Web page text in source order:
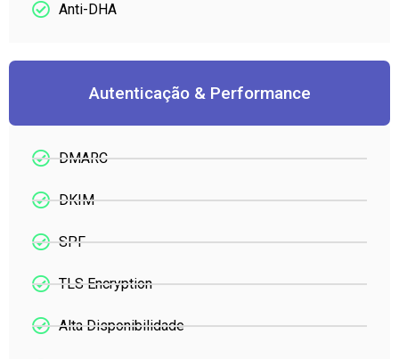
Anti-DHA
Autenticação & Performance
DMARC
DKIM
SPF
TLS Encryption
Alta Disponibilidade